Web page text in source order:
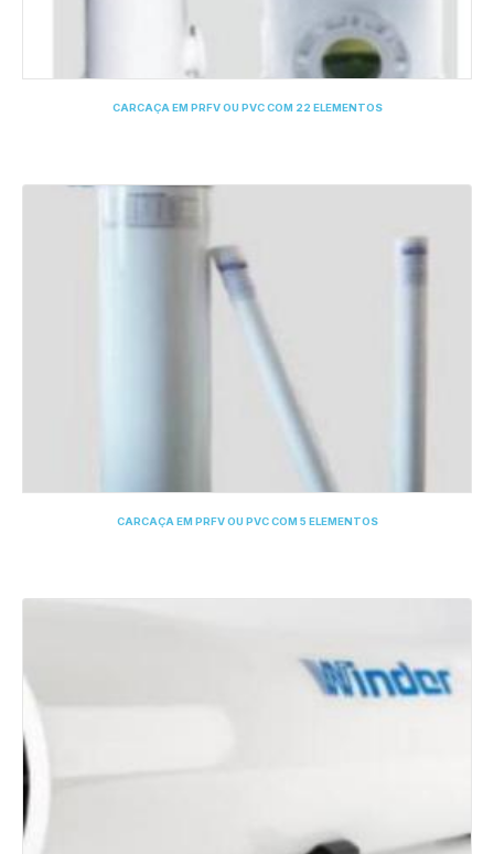
CARCAÇA EM PRFV OU PVC COM 22 ELEMENTOS
CARCAÇA EM PRFV OU PVC COM 5 ELEMENTOS